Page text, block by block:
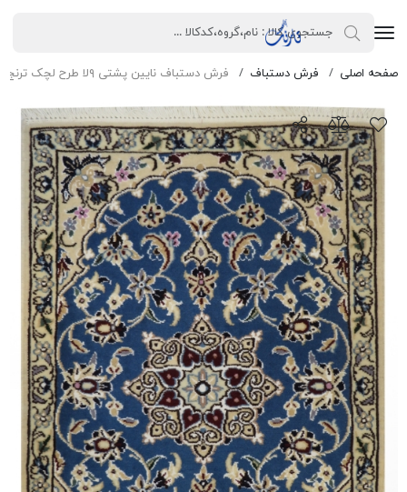
صفحه اصلی فرش دستباف فرش دستباف نایین پشتی ۹لا طرح لچک ترنج پشم و ابریشم آبی